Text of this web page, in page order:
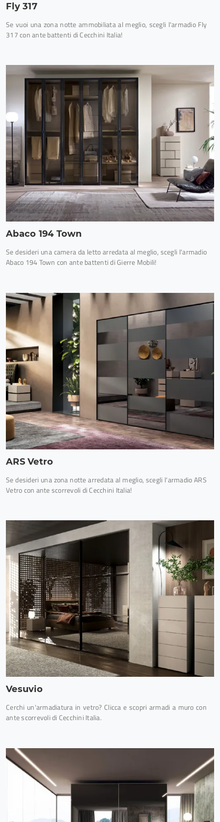
Fly 317
Se vuoi una zona notte ammobiliata al meglio, scegli l'armadio Fly
317 con ante battenti di Cecchini Italia!
Abaco 194 Town
Se desideri una camera da letto arredata al meglio, scegli l'armadio
Abaco 194 Town con ante battenti di Gierre Mobili!
ARS Vetro
Se desideri una zona notte arredata al meglio, scegli l'armadio ARS
Vetro con ante scorrevoli di Cecchini Italia!
Vesuvio
Cerchi un'armadiatura in vetro? Clicca e scopri armadi a muro con
ante scorrevoli di Cecchini Italia.